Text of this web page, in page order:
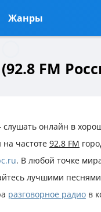
Жанры
FM
онлайн в
на частоте 92.8 FM
. В любой точке
лучшими
разговорное радио в